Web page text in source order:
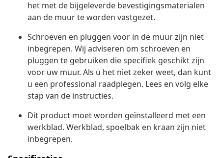
het met de bijgeleverde bevestigingsmaterialen
aan de muur te worden vastgezet.
Schroeven en pluggen voor in de muur zijn niet
inbegrepen. Wij adviseren om schroeven en
pluggen te gebruiken die specifiek geschikt zijn
voor uw muur. Als u het niet zeker weet, dan kunt
u een professional raadplegen. Lees en volg elke
stap van de instructies.
Dit product moet worden geïnstalleerd met een
werkblad. Werkblad, spoelbak en kraan zijn niet
inbegrepen.